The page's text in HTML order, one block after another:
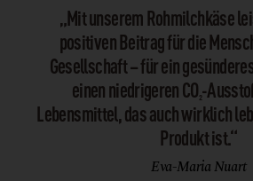
„Mit unserem Rohmilchkäse
positiven Beitrag für die
Gesellschaft – für ein
einen niedrigeren CO₂-
Lebensmittel, das auch wirklich
Produkt ist.“
Eva-Maria Nuart